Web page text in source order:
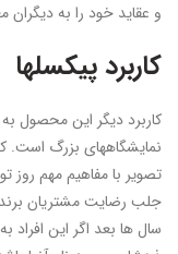
و عقاید خود را به دیگران
کاربرد پیکسلها
کاربرد دیگر این محصول
نمایشگاههای بزرگ است.
تصویر با مفاهیم مهم روز
جلب رضایت مشتریان برند
سال ها بعد اگر این افراد